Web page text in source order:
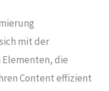
mit der
die
Content effizient